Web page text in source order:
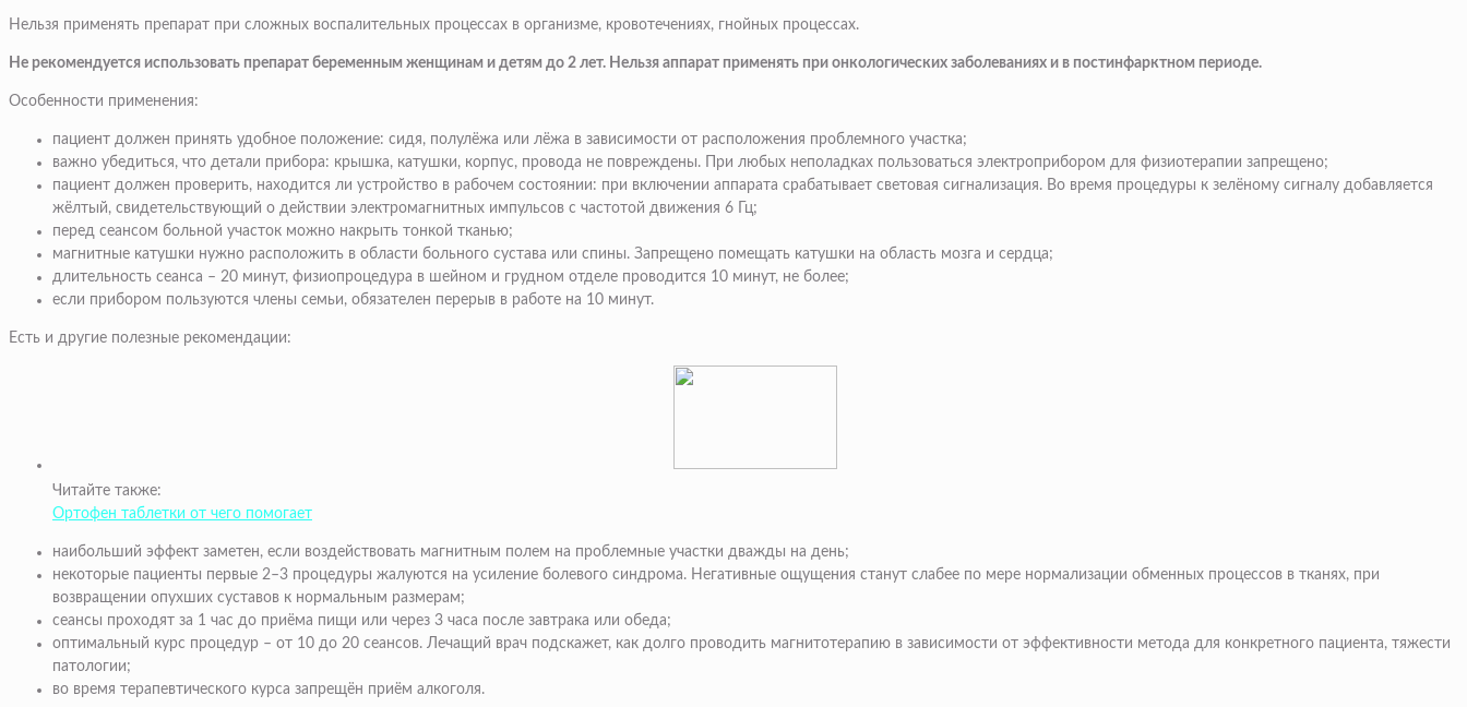
Нельзя применять препарат при сложных воспалительных процессах в организме, кровотечениях, гнойных процессах.
Не рекомендуется использовать препарат беременным женщинам и детям до 2 лет. Нельзя аппарат применять при онкологических заболеваниях и в постинфарктном периоде.
Особенности применения:
пациент должен принять удобное положение: сидя, полулёжа или лёжа в зависимости от расположения проблемного участка;
важно убедиться, что детали прибора: крышка, катушки, корпус, провода не повреждены. При любых неполадках пользоваться электроприбором для физиотерапии запрещено;
пациент должен проверить, находится ли устройство в рабочем состоянии: при включении аппарата срабатывает световая сигнализация. Во время процедуры к зелёному сигналу добавляется
жёлтый, свидетельствующий о действии электромагнитных импульсов с частотой движения 6 Гц;
перед сеансом больной участок можно накрыть тонкой тканью;
магнитные катушки нужно расположить в области больного сустава или спины. Запрещено помещать катушки на область мозга и сердца;
длительность сеанса – 20 минут, физиопроцедура в шейном и грудном отделе проводится 10 минут, не более;
если прибором пользуются члены семьи, обязателен перерыв в работе на 10 минут.
Есть и другие полезные рекомендации:
Читайте также:
Ортофен таблетки от чего помогает
наибольший эффект заметен, если воздействовать магнитным полем на проблемные участки дважды на день;
некоторые пациенты первые 2–3 процедуры жалуются на усиление болевого синдрома. Негативные ощущения станут слабее по мере нормализации обменных процессов в тканях, при
возвращении опухших суставов к нормальным размерам;
сеансы проходят за 1 час до приёма пищи или через 3 часа после завтрака или обеда;
оптимальный курс процедур – от 10 до 20 сеансов. Лечащий врач подскажет, как долго проводить магнитотерапию в зависимости от эффективности метода для конкретного пациента, тяжести
патологии;
во время терапевтического курса запрещён приём алкоголя.